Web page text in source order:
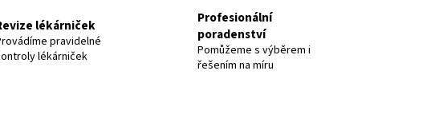
lékárniček
pravidelné
lékárniček
Profesionální
poradenství
Pomůžeme s výběrem i
řešením na míru